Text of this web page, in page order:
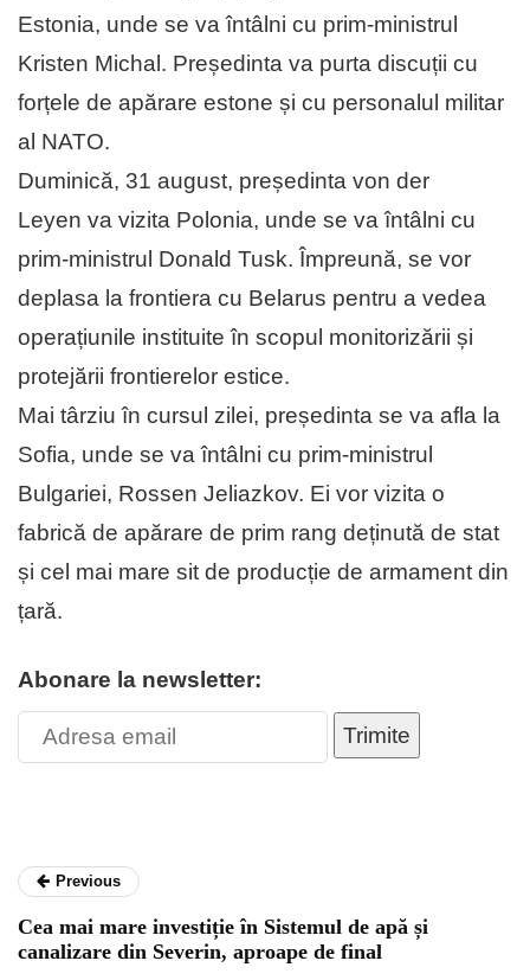
Estonia, unde se va întâlni cu prim-ministrul
Kristen Michal. Președinta va purta discuții cu
forțele de apărare estone și cu personalul militar
al NATO.
Duminică, 31 august, președinta von der
Leyen va vizita Polonia, unde se va întâlni cu
prim-ministrul Donald Tusk. Împreună, se vor
deplasa la frontiera cu Belarus pentru a vedea
operațiunile instituite în scopul monitorizării și
protejării frontierelor estice.
Mai târziu în cursul zilei, președinta se va afla la
Sofia, unde se va întâlni cu prim-ministrul
Bulgariei, Rossen Jeliazkov. Ei vor vizita o
fabrică de apărare de prim rang deținută de stat
și cel mai mare sit de producție de armament din
țară.
Abonare la newsletter:
Trimite
Previous
Cea mai mare investiție în Sistemul de apă și
canalizare din Severin, aproape de final